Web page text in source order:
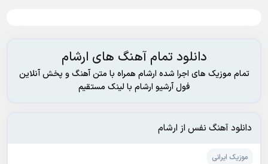
دانلود تمام آهنگ های ارشام
تمام موزیک های اجرا شده ارشام همراه با متن آهنگ و پخش آنلاین
فول آرشیو ارشام با لینک مستقیم
دانلود آهنگ نفس از ارشام
موزیک ایرانی